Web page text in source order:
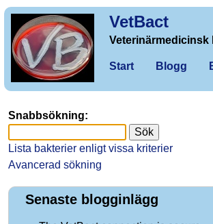
VetBact
Start Blogg
Snabbsökning:
Lista bakterier enligt vissa kriterier
Avancerad sökning
Senaste blogginlägg